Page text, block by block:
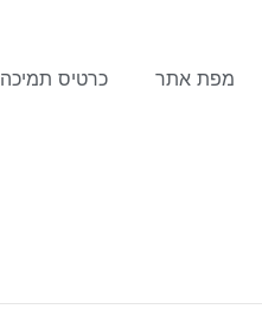
מפת אתר כרטיס תמיכה